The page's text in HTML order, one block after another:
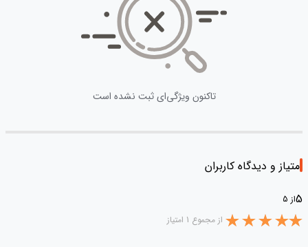
تاکنون ویژگی‌ای ثبت نشده است
امتیاز و دیدگاه کاربران
5از 5
از مجموع 1 امتیاز